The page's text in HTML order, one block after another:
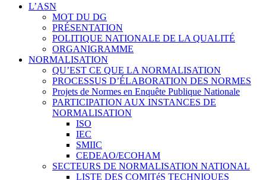
L’ASN
MOT DU DG
PRÉSENTATION
POLITIQUE NATIONALE DE LA QUALITÉ
ORGANIGRAMME
NORMALISATION
QU’EST CE QUE LA NORMALISATION
PROCESSUS D’ÉLABORATION DES NORMES
Projets de Normes en Enquête Publique Nationale
PARTICIPATION AUX INSTANCES DE
NORMALISATION
ISO
IEC
SMIIC
CEDEAO/ECOHAM
SECTEURS DE NORMALISATION NATIONAL
LISTE DES COMITéS TECHNIQUES